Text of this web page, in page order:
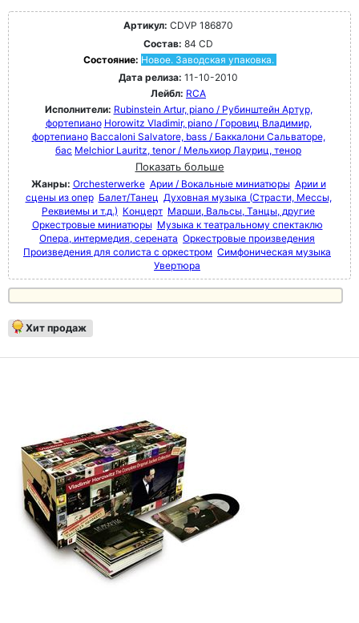
Артикул: CDVP 186870
Состав: 84 CD
Состояние: Новое. Заводская упаковка.
Дата релиза: 11-10-2010
Лейбл: RCA
Исполнители: Rubinstein Artur, piano / Рубинштейн Артур,
фортепиано Horowitz Vladimir, piano / Горовиц Владимир,
фортепиано Baccaloni Salvatore, bass / Баккалони Сальваторе,
бас Melchior Lauritz, tenor / Мельхиор Лауриц, тенор
Показать больше
Жанры: Orchesterwerke Арии / Вокальные миниатюры Арии и
сцены из опер Балет/Танец Духовная музыка (Страсти, Мессы,
Реквиемы и т.д.) Концерт Марши, Вальсы, Танцы, другие
Оркестровые миниатюры Музыка к театральному спектаклю
Опера, интермедия, серената Оркестровые произведения
Произведения для солиста с оркестром Симфоническая музыка
Увертюра
Хит продаж